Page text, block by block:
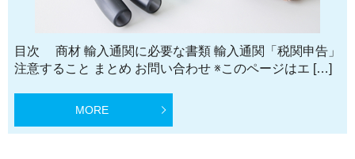
目次 商材 輸入通関に必要な書類 輸入通関「税関申告」
注意すること まとめ お問い合わせ ※このページはエ […]
MORE